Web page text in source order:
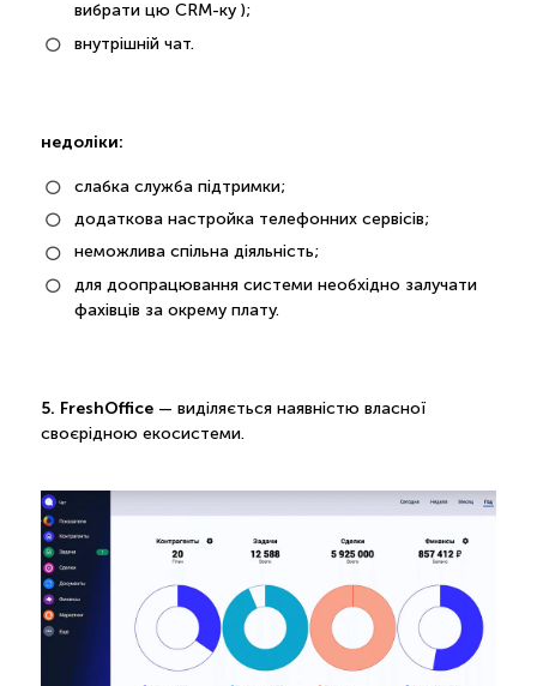
вибрати цю CRM-ку );
внутрішній чат.
недоліки:
слабка служба підтримки;
додаткова настройка телефонних сервісів;
неможлива спільна діяльність;
для доопрацювання системи необхідно залучати
фахівців за окрему плату.
5. FreshOffice— виділяється наявністю власної
своєрідною екосистеми.